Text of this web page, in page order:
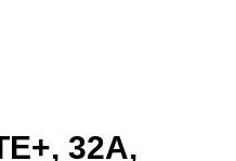
32A,